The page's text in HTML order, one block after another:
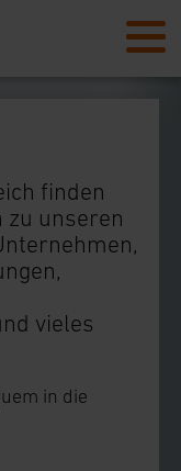
finden
zu unseren
vieles
in die